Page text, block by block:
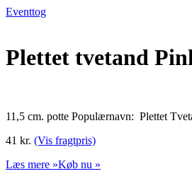
Eventtog
Plettet tvetand
11,5 cm. potte Populærnavn: Plettet
41 kr. (Vis fragtpris)
Læs mere »Køb nu »